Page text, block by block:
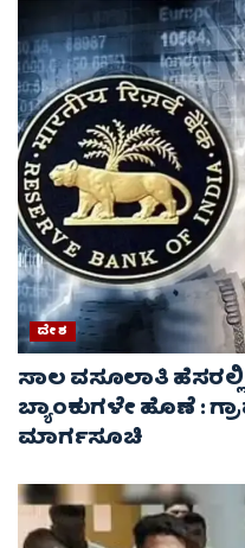
ದೇಶ
ಸಾಲ ವಸೂಲಾತಿ ಹೆಸರಲ್ಲಿ
ಬ್ಯಾಂಕುಗಳೇ ಹೊಣೆ :
ಮಾರ್ಗಸೂಚಿ